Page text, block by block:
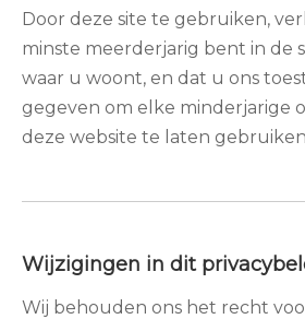
Door deze site te gebruiken,
minste meerderjarig bent in de
waar u woont, en dat u ons
gegeven om elke minderjarige
deze website te laten
Wijzigingen in dit
Wij behouden ons het recht